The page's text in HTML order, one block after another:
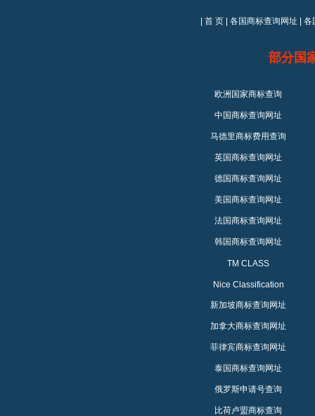
首 页| 各国商标查询网址 各
部分国
欧洲国家商标查询
中国商标查询网址
马德里商标费用查询
英国商标查询网址
德国商标查询网址
美国商标查询网址
法国商标查询网址
韩国商标查询网址
TM CLASS
Nice Classification
新加坡商标查询网址
加拿大商标查询网址
菲律宾商标查询网址
泰国商标查询网址
俄罗斯申请号查询
比荷卢盟商标查询